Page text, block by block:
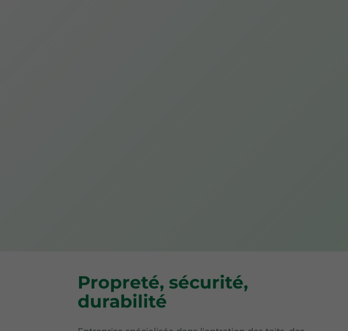
Propreté, sécurité,
durabilité